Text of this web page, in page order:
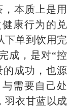
本质上是用
康行为的兑
下单到饮用完
成，是对“控
成功，也源
需要自己处
羽衣甘蓝以成